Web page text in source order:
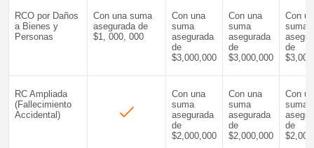
RCO por Daños
a Bienes y
Personas
Con una suma
asegurada de
$1, 000, 000
Con una
suma
asegurada
de
$3,000,000
Con una
suma
asegurada
de
$3,000,000
Con
suma
de
RC Ampliada
(Fallecimiento
Accidental)
Con una
suma
asegurada
de
$2,000,000
Con una
suma
asegurada
de
$2,000,000
Con
suma
de